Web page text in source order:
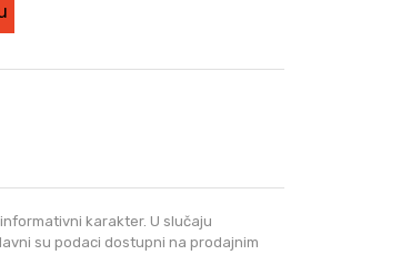
karakter. U slučaju
su podaci dostupni na prodajnim